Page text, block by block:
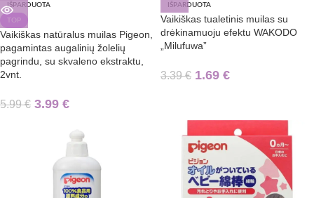
IŠPARDUOTA
TOP
Vaikiškas natūralus muilas Pigeon,
pagamintas augalinių žolelių
pagrindu, su skvaleno ekstraktu,
2vnt.
5.99€ 3.99 €
IŠPARDUOTA
Vaikiškas tualetinis muilas su
drėkinamuoju efektu WAKODO
„Milufuwa”
3.39€ 1.69 €